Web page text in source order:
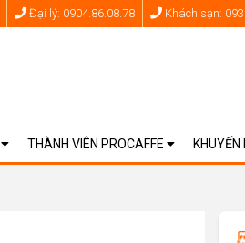
Đại lý: 0904.86.08.78 Khách sạn:
THÀNH VIÊN PROCAFFE KHUYẾN